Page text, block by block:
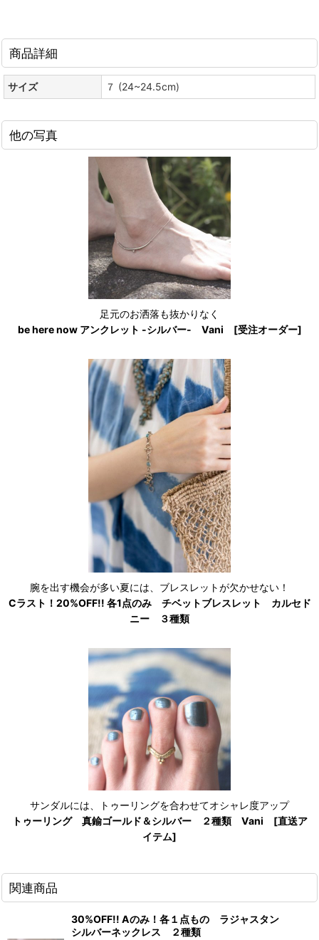
商品詳細
サイズ ７ (24~24.5cm)
他の写真
足元のお洒落も抜かりなく
be here now アンクレット -シルバー- Vani [受注オーダー]
腕を出す機会が多い夏には、ブレスレットが欠かせない！
Cラスト！20%OFF!! 各1点のみ チベットブレスレット カルセド
ニー ３種類
サンダルには、トゥーリングを合わせてオシャレ度アップ
トゥーリング 真鍮ゴールド＆シルバー ２種類 Vani [直送ア
イテム]
関連商品
30%OFF!! Aのみ！各１点もの ラジャスタン
シルバーネックレス ２種類